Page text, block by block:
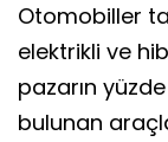
Otomobiller
elektrikli ve
pazarın
bulunan